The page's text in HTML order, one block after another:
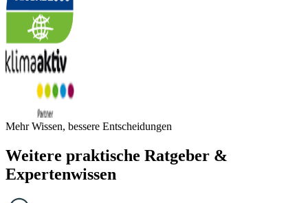
Mehr Wissen, bessere Entscheidungen
Weitere praktische Ratgeber &
Expertenwissen